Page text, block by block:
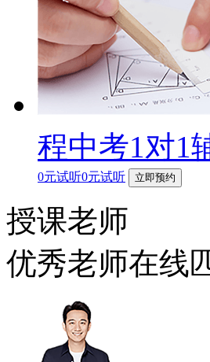
程中考1对1
0元试听0元试听 立即预约
授课老师
优秀老师在线